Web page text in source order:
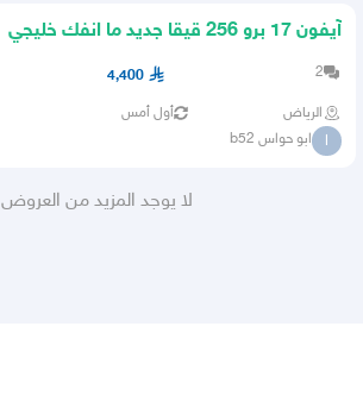
آيفون 17 برو 256 قيقا جديد ما انفك خليجي
2
4,400
الرياض أول أمس
ا ابو حواس b52
لا يوجد المزيد من العروض